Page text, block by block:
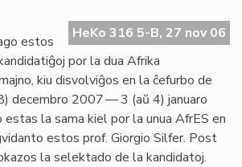
HeKo 316 5-B, 27 nov 06
estos
por la dua Afrika
kiu disvolviĝos en la ĉefurbo de
decembro 2007 — 3 (aŭ 4) januaro
la sama kiel por la unua AfrES en
estos prof. Giorgio Silfer. Post
la selektado de la kandidatoj.